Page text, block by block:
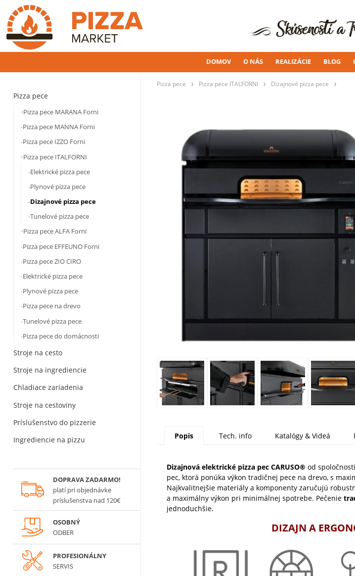
DOMOV O NÁS REALIZÁCIE BLOG
Pizza pece
Pizza pece MARANA Forni
Pizza pece MANNA Forni
Pizza pece IZZO Forni
Pizza pece ITALFORNI
Elektrické pizza pece
Plynové pizza pece
Dizajnové pizza pece
Tunelové pizza pece
Pizza pece ALFA Forni
Pizza pece EFFEUNO Forni
Pizza pece ZIO CIRO
Elektrické pizza pece
Plynové pizza pece
Pizza pece na drevo
Tunelové pizza pece
Pizza pece do domácnosti
Stroje na cesto
Stroje na ingrediencie
Chladiace zariadenia
Stroje na cestoviny
Príslušenstvo do pizzerie
Ingrediencie na pizzu
DOPRAVA ZADARMO!
platípri objednávke
príslušenstva nad 120€
OSOBNÝ
ODBER
PROFESIONÁLNY
SERVIS
Pizza pece Pizza pece ITALFORNI Dizajnové pizza pece
Popis Tech. info Katalógy & Videá
Dizajnová elektrické pizza pec CARUSO® od spoločnosti
pec, ktorá ponúka výkon tradičnej pece na drevo, s
Najkvalitnejšie materiály a komponenty zaručujú
a maximálny výkon pri minimálnej spotrebe. Pečenie
jednoduchšie.
DIZAJN A